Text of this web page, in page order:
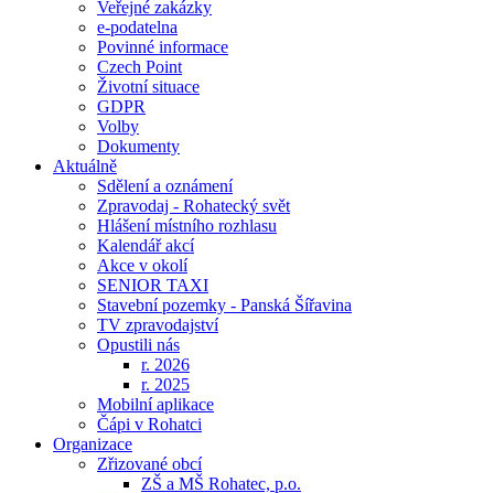
Veřejné zakázky
e-podatelna
Povinné informace
Czech Point
Životní situace
GDPR
Volby
Dokumenty
Aktuálně
Sdělení a oznámení
Zpravodaj - Rohatecký svět
Hlášení místního rozhlasu
Kalendář akcí
Akce v okolí
SENIOR TAXI
Stavební pozemky - Panská Šířavina
TV zpravodajství
Opustili nás
r. 2026
r. 2025
Mobilní aplikace
Čápi v Rohatci
Organizace
Zřizované obcí
ZŠ a MŠ Rohatec, p.o.